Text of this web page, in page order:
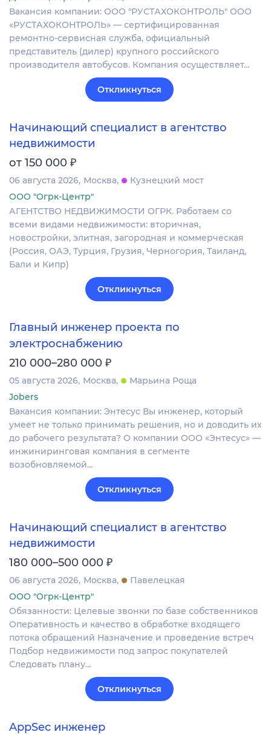
Вакансия компании: ООО "РУСТАХОКОНТРОЛЬ" ООО
«РУСТАХОКОНТРОЛЬ» — сертифицированная
ремонтно-сервисная служба, официальный
представитель (дилер) крупного российского
производителя автобусов. Компания осуществляет…
Откликнуться
Начинающий специалист в агентство
недвижимости
от 150 000 ₽
06 августа 2026 Москва
Кузнецкий мост
ООО "Огрк-Центр"
АГЕНТСТВО НЕДВИЖИМОСТИ ОГРК. Работаем со
всеми видами недвижимости: вторичная,
новостройки, элитная, загородная и коммерческая
(Россия, ОАЭ, Турция, Грузия, Черногория, Таиланд,
Бали и Кипр)
Откликнуться
Главный инженер проекта по
электроснабжению
210 000–280 000 ₽
05 августа 2026 Москва
Марьина Роща
Jobers
Вакансия компании: Энтесус Вы инженер, который
умеет не только принимать решения, но и доводить их
до рабочего результата? О компании ООО «Энтесус» —
инжиниринговая компания в сегменте
возобновляемой…
Откликнуться
Начинающий специалист в агентство
недвижимости
180 000–500 000 ₽
06 августа 2026 Москва
Павелецкая
ООО "Огрк-Центр"
Обязанности: Целевые звонки по базе собственников
Оперативность и качество в обработке входящего
потока обращений Назначение и проведение встреч
Подбор недвижимости под запрос покупателей
Следовать плану…
Откликнуться
AppSec инженер